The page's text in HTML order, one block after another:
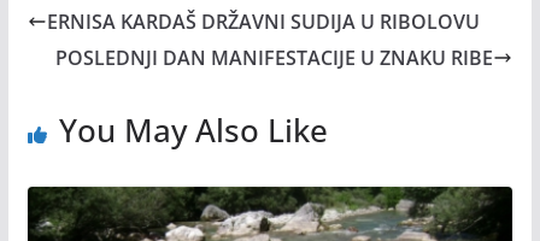
ERNISA KARDAŠ DRŽAVNI SUDIJA U RIBOLOVU
POSLEDNJI DAN MANIFESTACIJE U ZNAKU RIBE
You May Also Like